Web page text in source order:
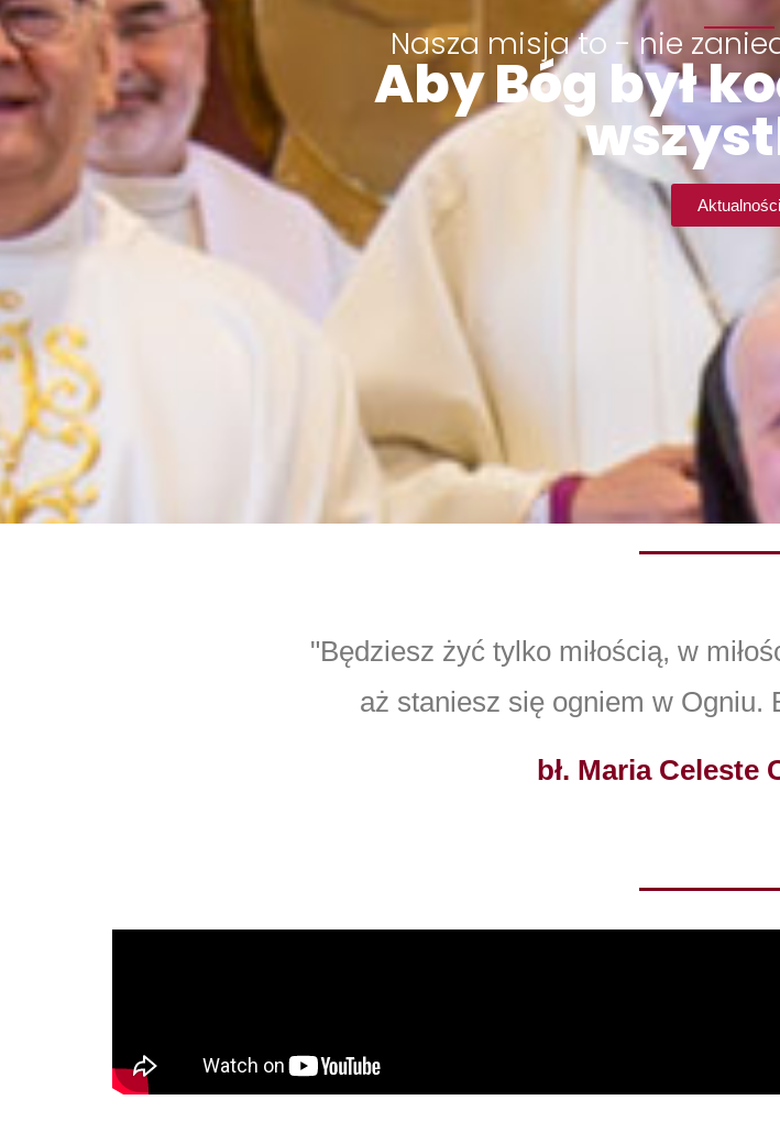
Nasza misja to - nie
Aby Bóg był
Aktualności
"Będziesz żyć tylko miłością, w
aż staniesz się ogniem w Ogniu.
bł. Maria Celeste